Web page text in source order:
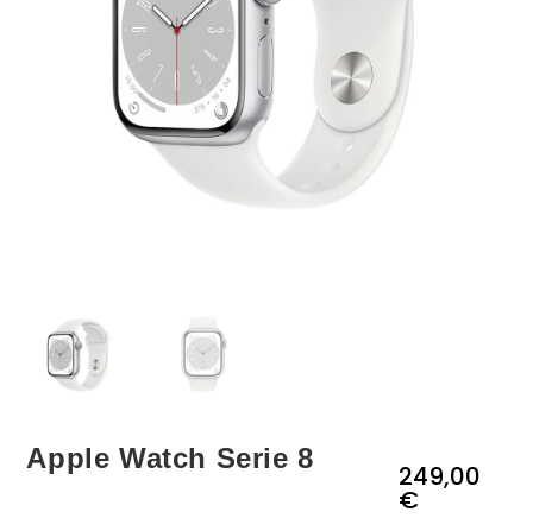
Apple Watch Serie 8
249,00
€